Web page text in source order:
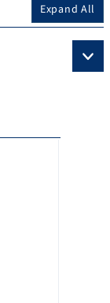
Expand All